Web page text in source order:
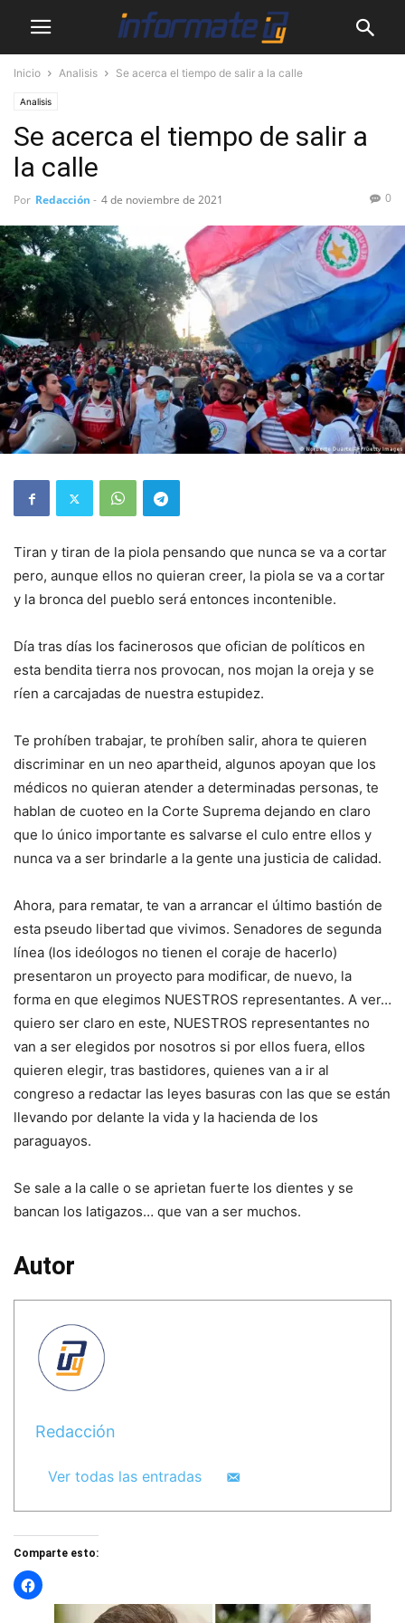
Inicio Analisis Se acerca el tiempo de salir a la calle
Analisis
Se acerca el tiempo de salir a
la calle
Por Redacción - 4 de noviembre de 2021 0
Tiran y tiran de la piola pensando que nunca se va a cortar
pero, aunque ellos no quieran creer, la piola se va a cortar
y la bronca del pueblo será entonces incontenible.
Día tras días los facinerosos que ofician de políticos en
esta bendita tierra nos provocan, nos mojan la oreja y se
ríen a carcajadas de nuestra estupidez.
Te prohíben trabajar, te prohíben salir, ahora te quieren
discriminar en un neo apartheid, algunos apoyan que los
médicos no quieran atender a determinadas personas, te
hablan de cuoteo en la Corte Suprema dejando en claro
que lo único importante es salvarse el culo entre ellos y
nunca va a ser brindarle a la gente una justicia de calidad.
Ahora, para rematar, te van a arrancar el último bastión de
esta pseudo libertad que vivimos. Senadores de segunda
línea (los ideólogos no tienen el coraje de hacerlo)
presentaron un proyecto para modificar, de nuevo, la
forma en que elegimos NUESTROS representantes. A ver…
quiero ser claro en este, NUESTROS representantes no
van a ser elegidos por nosotros si por ellos fuera, ellos
quieren elegir, tras bastidores, quienes van a ir al
congreso a redactar las leyes basuras con las que se están
llevando por delante la vida y la hacienda de los
paraguayos.
Se sale a la calle o se aprietan fuerte los dientes y se
bancan los latigazos… que van a ser muchos.
Autor
Redacción
Ver todas las entradas
Comparte esto: